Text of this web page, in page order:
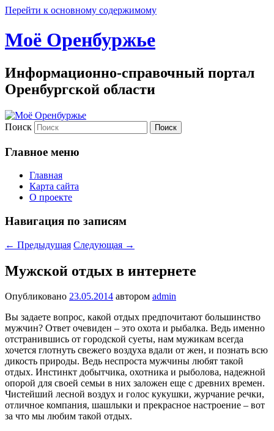
Перейти к основному содержимому
Моё Оренбуржье
Информационно-справочный портал
Оренбургской области
Поиск
Главное меню
Главная
Карта сайта
О проекте
Навигация по записям
← Предыдущая Следующая →
Мужской отдых в интернете
Опубликовано 23.05.2014 автором admin
Вы задаете вопрос, какой отдых предпочитают большинство
мужчин? Ответ очевиден – это охота и рыбалка. Ведь именно
отстранившись от городской суеты, нам мужикам всегда
хочется глотнуть свежего воздуха вдали от жен, и познать всю
дикость природы. Ведь неспроста мужчины любят такой
отдых. Инстинкт добытчика, охотника и рыболова, надежной
опорой для своей семьи в них заложен еще с древних времен.
Чистейший лесной воздух и голос кукушки, журчание речки,
отличное компания, шашлыки и прекрасное настроение – вот
за что мы любим такой отдых.